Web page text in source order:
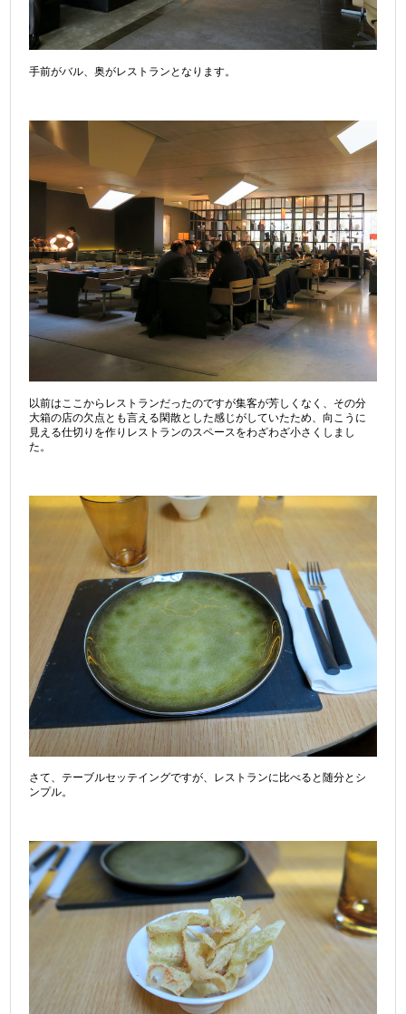
手前がバル、奥がレストランとなります。
以前はここからレストランだったのですが集客が芳しくなく、その分
大箱の店の欠点とも言える閑散とした感じがしていたため、向こうに
見える仕切りを作りレストランのスペースをわざわざ小さくしまし
た。
さて、テーブルセッテイングですが、レストランに比べると随分とシ
ンプル。